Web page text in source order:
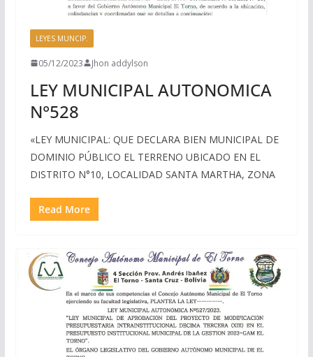
LEYES MUNCIP.
05/12/2023 Jhon addylson
LEY MUNICIPAL AUTONOMICA
N°528
«LEY MUNICIPAL: QUE DECLARA BIEN MUNICIPAL DE
DOMINIO PÚBLICO EL TERRENO UBICADO EN EL
DISTRITO N°10, LOCALIDAD SANTA MARTHA, ZONA
Read More